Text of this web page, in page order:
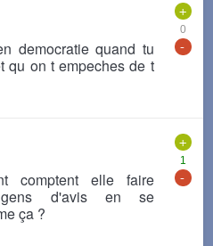
+
0
-
democratie quand tu
qu on t empeches de t
+
1
-
comptent elle faire
d'avis en se
ça ?